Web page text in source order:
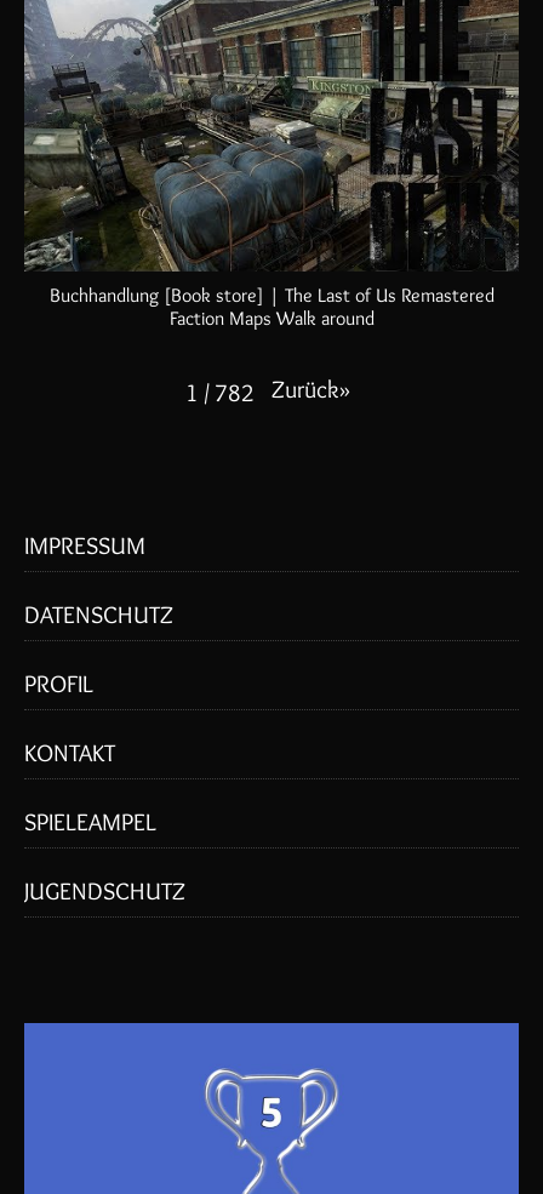
Buchhandlung [Book store] | The Last of Us Remastered
Faction Maps Walk around
1 / 782 Zurück»
IMPRESSUM
DATENSCHUTZ
PROFIL
KONTAKT
SPIELEAMPEL
JUGENDSCHUTZ